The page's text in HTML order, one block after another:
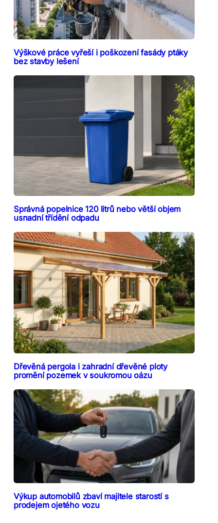
Výškové práce vyřeší i poškození fasády ptáky
bez stavby lešení
Správná popelnice 120 litrů nebo větší objem
usnadní třídění odpadu
Dřevěná pergola i zahradní dřevěné ploty
promění pozemek v soukromou oázu
Výkup automobilů zbaví majitele starostí s
prodejem ojetého vozu